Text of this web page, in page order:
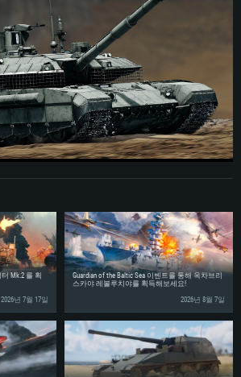
Linux
bit)
이상
을 지원하는 AMD Radeon 77XX / NVIDIA
해상도: 720p
소 클라이언트)
(64 bit)
Ryzen 5 3600 이상
을 지원하는 Nvidia GeForce 1060, 또는 AMD RX
넷
체 클라이언트)
11.0
i5 (Intel Xeon 은 지원하지 않습니다)
는 Intel Iris Pro 5200 (Mac), 혹은 이와 비슷한 성
Nvidia. 최소 해상도: 720p
소 클라이언트)
은 지원하지 않습니다)
는 Radeon Vega II 이상
넷
체 클라이언트)
신 버전
하고, 최신 그래픽 드라이버를 지원하는 NVIDIA
동급의 성능을 가지며 최신 그래픽 드라이버를 지
소사양 지원 해상도 720p)
넷
소 클라이언트)
하고, 최신 그래픽 드라이버를 지원하는 NVIDIA
동급의 성능을 가지며 최신 그래픽 드라이버를
월 미만; 최소사양 지원 해상도 720p) 이상
넷
Mk.2 를 획
2026년 7월 17일
Guardian of the Baltic Sea 이벤트를 통해 옥차브리
스카야 레볼루치야를 획득해보세요!
2026년 8월 7일